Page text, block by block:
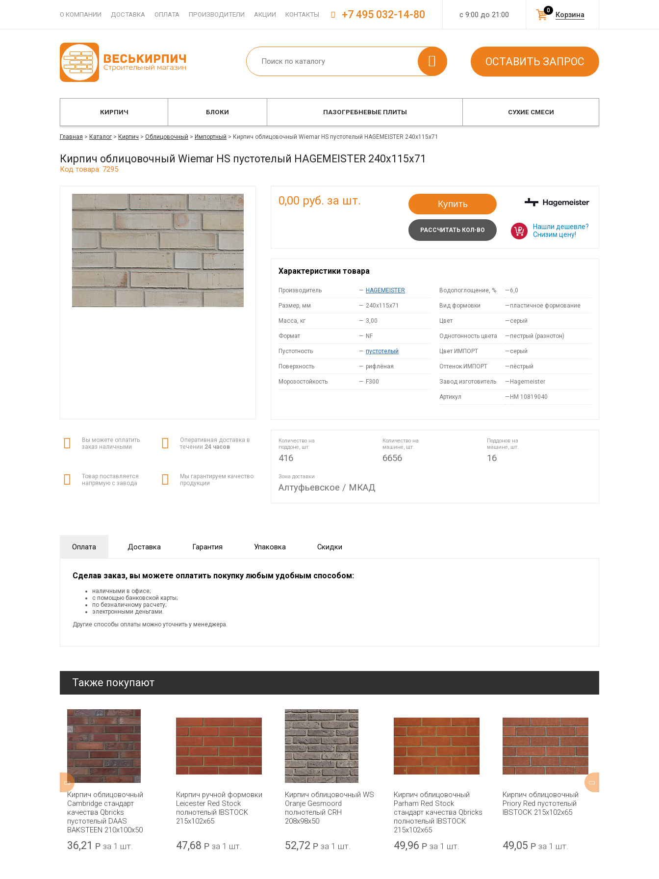
О КОМПАНИИ ДОСТАВКА ОПЛАТА ПРОИЗВОДИТЕЛИ АКЦИИ КОНТАКТЫ с 9:00 до 21:00 Корзина
0
+7 495 032-14-80
ОСТАВИТЬ ЗАПРОС
КИРПИЧ БЛОКИ ПАЗОГРЕБНЕВЫЕ ПЛИТЫ СУХИЕ СМЕСИ
Главная > Каталог > Кирпич > Облицовочный > Импортный > Кирпич облицовочный Wiemar HS пустотелый HAGEMEISTER 240x115x71
Кирпич облицовочный Wiemar HS пустотелый HAGEMEISTER 240x115x71
Код товара: 7295
Вы можете оплатить
заказ наличными
Оперативная доставка в
течении 24 часов
Товар поставляется
напрямую с завода
Мы гарантируем качество
продукции
0,00 руб. за шт. Купить
РАССЧИТАТЬ КОЛ-ВО
Нашли дешевле?
Снизим цену!
Характеристики товара
Производитель — HAGEMEISTER
Размер, мм — 240x115x71
Масса, кг — 3,00
Формат — NF
Пустотность — пустотелый
Поверхность — рифлёная
Морозостойкость — F300
Водопоглощение, % —6,0
Вид формовки —пластичное формование
Цвет —серый
Однотонность цвета —пестрый (разнотон)
Цвет ИМПОРТ —серый
Оттенок ИМПОРТ —пёстрый
Завод изготовитель — Hagemeister
Артикул — HM 10819040
Количество на
поддоне, шт.
416
Количество на
машине, шт.
6656
Поддонов на
машине, шт.
16
Зона доставки
Алтуфьевское / МКАД
Оплата Доставка Гарантия Упаковка Скидки
Сделав заказ, вы можете оплатить покупку любым удобным способом:
наличными в офисе;
с помощью банковской карты;
по безналичному расчету;
электронными деньгами.
Другие способы оплаты можно уточнить у менеджера.
Также покупают
Кирпич облицовочный
Cambridge стандарт
качества Qbricks
пустотелый DAAS
BAKSTEEN 210x100x50
36,21 Р за 1 шт.
Кирпич ручной формовки
Leicester Red Stock
полнотелый IBSTOCK
215x102x65
47,68 Р за 1 шт.
Кирпич облицовочный WS
Oranje Gesmoord
полнотелый CRH
208x98x50
52,72 Р за 1 шт.
Кирпич облицовочный
Parham Red Stock
стандарт качества Qbricks
полнотелый IBSTOCK
215х102х65
49,96 Р за 1 шт.
Кирпич облицовочный
Priory Red пустотелый
IBSTOCK 215x102x65
49,05 Р за 1 шт.